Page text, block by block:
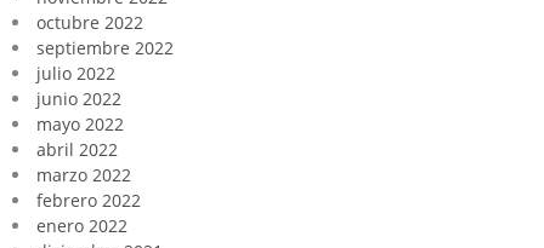
octubre 2022
septiembre 2022
julio 2022
junio 2022
mayo 2022
abril 2022
marzo 2022
febrero 2022
enero 2022